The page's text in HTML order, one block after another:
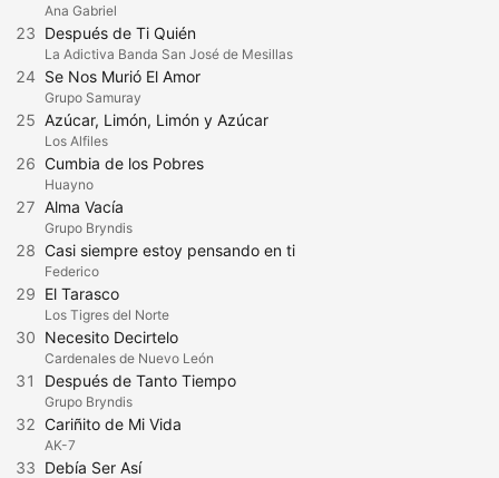
Ana Gabriel
23 Después de Ti Quién
La Adictiva Banda San José de Mesillas
24 Se Nos Murió El Amor
Grupo Samuray
25 Azúcar, Limón, Limón y Azúcar
Los Alfiles
26 Cumbia de los Pobres
Huayno
27 Alma Vacía
Grupo Bryndis
28 Casi siempre estoy pensando en ti
Federico
29 El Tarasco
Los Tigres del Norte
30 Necesito Decirtelo
Cardenales de Nuevo León
31 Después de Tanto Tiempo
Grupo Bryndis
32 Cariñito de Mi Vida
AK-7
33 Debía Ser Así